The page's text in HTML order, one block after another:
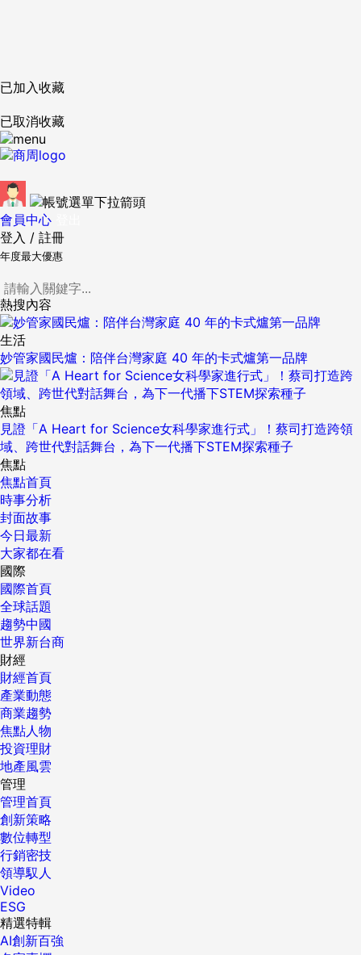
已加入收藏
已取消收藏
會員中心
登入 / 註冊
年度最大優惠
熱搜內容
生活
妙管家國民爐：陪伴台灣家庭 40 年的卡式爐第一品牌
焦點
見證「A Heart for Science女科學家進行式」！蔡司打造跨領
域、跨世代對話舞台，為下一代播下STEM探索種子
焦點
焦點首頁
時事分析
封面故事
今日最新
大家都在看
國際
國際首頁
全球話題
趨勢中國
世界新台商
財經
財經首頁
產業動態
商業趨勢
焦點人物
投資理財
地產風雲
管理
管理首頁
創新策略
數位轉型
行銷密技
領導馭人
Video
ESG
精選特輯
AI創新百強